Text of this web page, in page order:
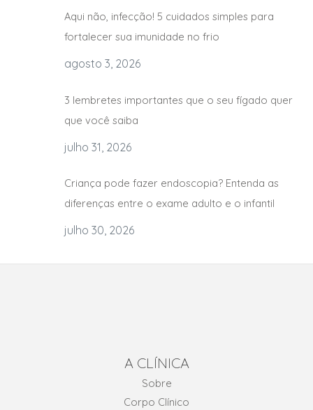
Aqui não, infecção! 5 cuidados simples para
fortalecer sua imunidade no frio
agosto 3, 2026
3 lembretes importantes que o seu fígado quer
que você saiba
julho 31, 2026
Criança pode fazer endoscopia? Entenda as
diferenças entre o exame adulto e o infantil
julho 30, 2026
A CLÍNICA
Sobre
Corpo Clínico